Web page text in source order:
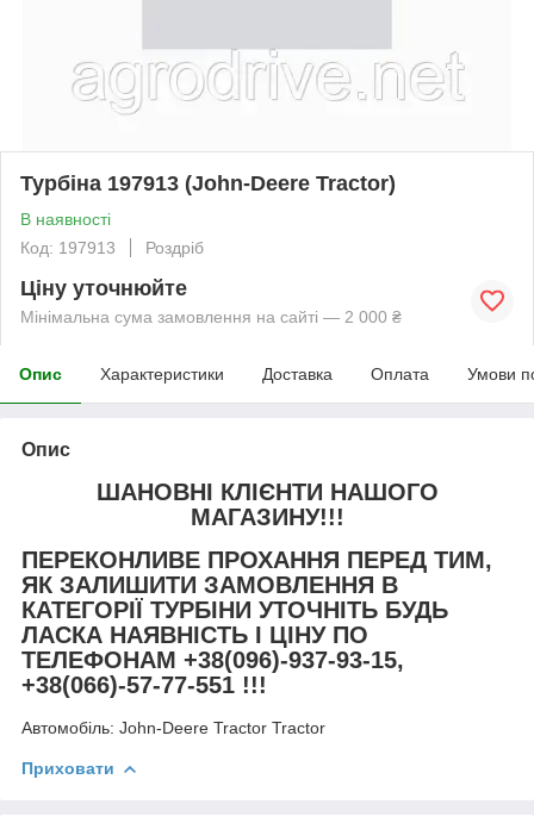
Турбіна 197913 (John-Deere Tractor)
В наявності
Код: 197913
Роздріб
Ціну уточнюйте
Мінімальна сума замовлення на сайті — 2 000 ₴
Опис Характеристики Доставка Оплата Умови
Опис
ШАНОВНІ КЛІЄНТИ НАШОГО
МАГАЗИНУ!!!
ПЕРЕКОНЛИВЕ ПРОХАННЯ ПЕРЕД ТИМ,
ЯК ЗАЛИШИТИ ЗАМОВЛЕННЯ В
КАТЕГОРІЇ ТУРБІНИ УТОЧНІТЬ БУДЬ
ЛАСКА НАЯВНІСТЬ І ЦІНУ ПО
ТЕЛЕФОНАМ +38(096)-937-93-15,
+38(066)-57-77-551 !!!
Автомобіль: John-Deere Tractor Tractor
Приховати